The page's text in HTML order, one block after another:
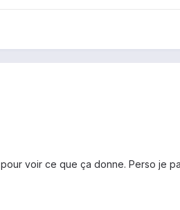
voir ce que ça donne. Perso je